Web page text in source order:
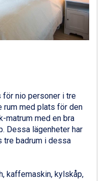
kr.
för nio personer i tre
rum med plats för den
matrum med en bra
Dessa lägenheter har
tre badrum i dessa
kaffemaskin, kylskåp,